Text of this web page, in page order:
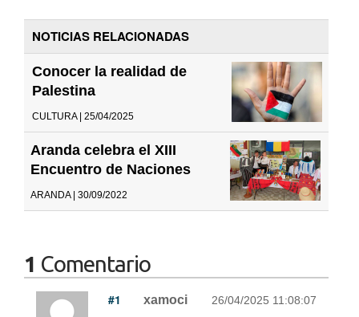
NOTICIAS RELACIONADAS
Conocer la realidad de
Palestina
CULTURA | 25/04/2025
Aranda celebra el XIII
Encuentro de Naciones
ARANDA | 30/09/2022
1 Comentario
#1 xamoci 26/04/2025 11:08:07